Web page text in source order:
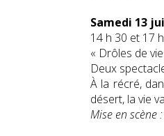
Samedi 13
14 h 30 et 17
« Drôles de
Deux
À la récré,
désert, la vie
Mise en scène